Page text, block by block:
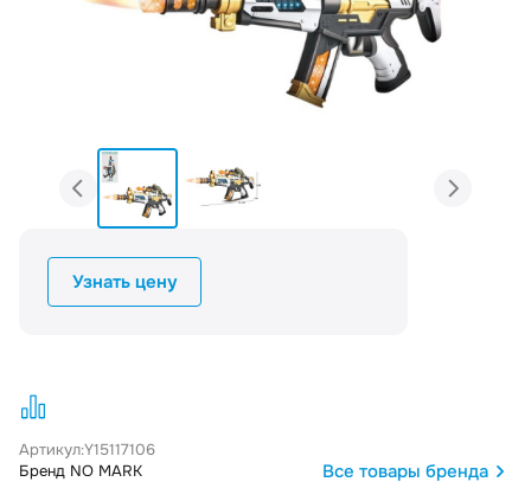
Узнать цену
Артикул:Y15117106
Бренд NO MARK
Все товары бренда